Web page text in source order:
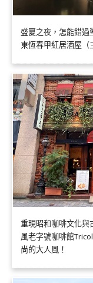
盛夏之夜，怎能錯過
東恆春甲紅居酒屋（
重現昭和咖啡文化與
風老字號咖啡館
尚的大人風！